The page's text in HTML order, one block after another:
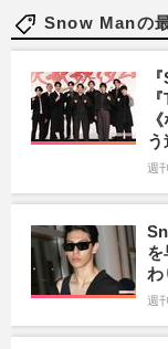
Snow Manの
週
を
わ
週